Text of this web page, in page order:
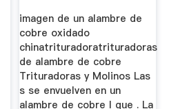
imagen de un alambre de
cobre oxidado
chinatrituradoratrituradoras
de alambre de cobre
Trituradoras y Molinos Las
s se envuelven en un
alambre de cobre l que . La